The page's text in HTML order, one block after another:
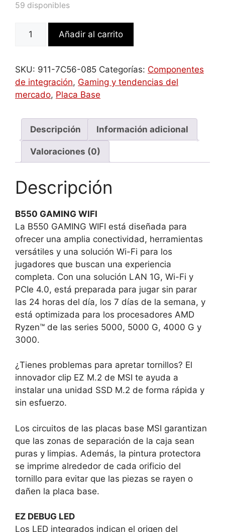
59 disponibles
WIFI
placa
base
B550
Zócalo
AM4
Añadir al carrito
SKU: 911-7C56-085 Categorías: Componentes
de integración, Gaming y tendencias del
mercado, Placa Base
Descripción Información adicional
Valoraciones (0)
Descripción
B550 GAMING WIFI
La B550 GAMING WIFI está diseñada para
ofrecer una amplia conectividad, herramientas
versátiles y una solución Wi-Fi para los
jugadores que buscan una experiencia
completa. Con una solución LAN 1G, Wi-Fi y
PCIe 4.0, está preparada para jugar sin parar
las 24 horas del día, los 7 días de la semana, y
está optimizada para los procesadores AMD
Ryzen™ de las series 5000, 5000 G, 4000 G y
3000.
¿Tienes problemas para apretar tornillos? El
innovador clip EZ M.2 de MSI te ayuda a
instalar una unidad SSD M.2 de forma rápida y
sin esfuerzo.
Los circuitos de las placas base MSI garantizan
que las zonas de separación de la caja sean
puras y limpias. Además, la pintura protectora
se imprime alrededor de cada orificio del
tornillo para evitar que las piezas se rayen o
dañen la placa base.
EZ DEBUG LED
Los LED integrados indican el origen del